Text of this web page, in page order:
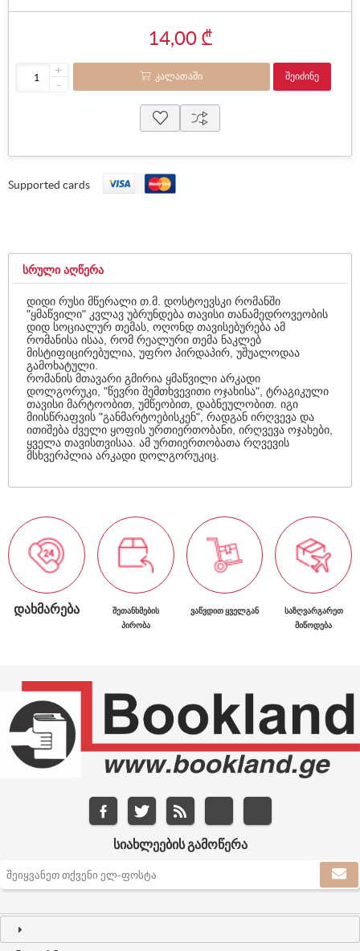
14,00 ₾
+
-
ᲙᲐᲚᲐᲗᲐᲨᲘ ᲨᲔᲘᲫᲘᲜᲔ
Supported cards
ᲡᲠᲣᲚᲘ ᲐᲦᲬᲔᲠᲐ
დიდი რუსი მწერალი თ.მ. დოსტოევსკი რომანში
"ყმაწვილი" კვლავ უბრუნდება თავისი თანამედროვეობის
დიდ სოციალურ თემას, ოღონდ თავისებურება ამ
რომანისა ისაა, რომ რეალური თემა ნაკლებ
მისტიფიცირებულია, უფრო პირდაპირ, უშუალოდაა
გამოხატული.
რომანის მთავარი გმირია ყმაწვილი არკადი
დოლგორუკი, "წევრი შემთხვევითი ოჯახისა", ტრაგიკული
თავისი მარტოობით, უმწეობით, დაბნეულობით. იგი
მიისწრაფვის "განმარტოებისკენ", რადგან ირღვევა და
ითიშება ძველი ყოფის ურთიერთობანი, ირღვევა ოჯახები,
ყველა თავისთვისაა. ამ ურთიერთობათა რღვევის
მსხვერპლია არკადი დოლგორუკიც.
ᲓᲐᲮᲛᲐᲠᲔᲑᲐ
ᲨᲔᲗᲐᲜᲮᲛᲔᲑᲘᲡ
ᲞᲘᲠᲝᲑᲐ
ᲕᲐᲬᲕᲓᲘᲗ ᲧᲕᲔᲚᲒᲐᲜ
ᲡᲐᲖᲦᲕᲐᲠᲒᲐᲠᲔᲗ
ᲛᲘᲬᲝᲓᲔᲑᲐ
ᲡᲘᲐᲮᲚᲔᲔᲑᲘᲡ ᲒᲐᲛᲝᲬᲔᲠᲐ